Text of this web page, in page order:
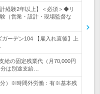
経験2年以上】＜必須＞◆リ
（営業・設計・現場監督な
ーデン104 【雇入れ直後】上
給の固定残業代（月70,000円
は別途支給…
分）※時間外労働：有※基本残